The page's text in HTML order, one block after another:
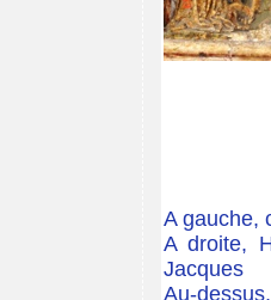
A gauche,
A droite,
Jacques
Au-